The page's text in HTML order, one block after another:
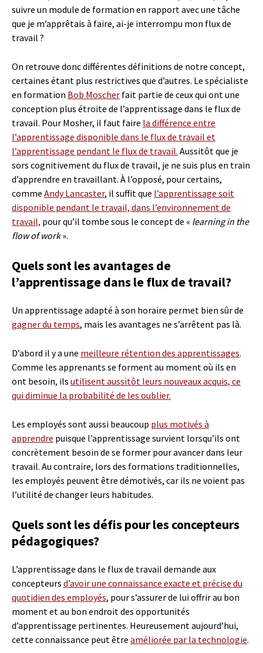
suivre un module de formation en rapport avec une tâche
que je m’apprêtais à faire, ai-je interrompu mon flux de
travail ?
On retrouve donc différentes définitions de notre concept,
certaines étant plus restrictives que d’autres. Le spécialiste
en formation Bob Moscher fait partie de ceux qui ont une
conception plus étroite de l’apprentissage dans le flux de
travail. Pour Mosher, il faut faire la différence entre
l’apprentissage disponible dans le flux de travail et
l’apprentissage pendant le flux de travail. Aussitôt que je
sors cognitivement du flux de travail, je ne suis plus en train
d’apprendre en travaillant. À l’opposé, pour certains,
comme Andy Lancaster, il suffit que l’apprentissage soit
disponible pendant le travail, dans l’environnement de
travail, pour qu’il tombe sous le concept de « learning in the
flow of work».
Quels sont les avantages de
l’apprentissage dans le flux de travail?
Un apprentissage adapté à son horaire permet bien sûr de
gagner du temps, mais les avantages ne s’arrêtent pas là.
D’abord il y a une meilleure rétention des apprentissages.
Comme les apprenants se forment au moment où ils en
ont besoin, ils utilisent aussitôt leurs nouveaux acquis, ce
qui diminue la probabilité de les oublier.
Les employés sont aussi beaucoup plus motivés à
apprendre puisque l’apprentissage survient lorsqu’ils ont
concrètement besoin de se former pour avancer dans leur
travail. Au contraire, lors des formations traditionnelles,
les employés peuvent être démotivés, car ils ne voient pas
l’utilité de changer leurs habitudes.
Quels sont les défis pour les concepteurs
pédagogiques?
L’apprentissage dans le flux de travail demande aux
concepteurs d’avoir une connaissance exacte et précise du
quotidien des employés, pour s’assurer de lui offrir au bon
moment et au bon endroit des opportunités
d’apprentissage pertinentes. Heureusement aujourd’hui,
cette connaissance peut être améliorée par la technologie.